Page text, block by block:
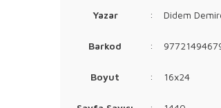
Yazar : Didem
Barkod :
Boyut : 16x24